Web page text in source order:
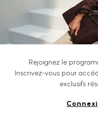
Rejoignez le
Inscrivez-vous pour
exclusifs